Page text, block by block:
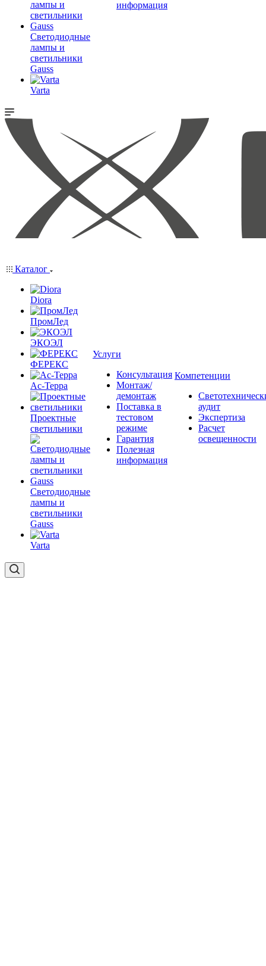
Светодиодные
лампы и
светильники
Gauss
Varta
информация
Каталог
Diora
ПромЛед
ЭКОЭЛ
ФЕРЕКС
Ас-Терра
Проектные
светильники
Светодиодные
лампы и
светильники
Gauss
Varta
Услуги
Консультация
Монтаж/
демонтаж
Поставка в
тестовом
режиме
Гарантия
Полезная
информация
Компетенции
аудит
Экспертиза
Расчет
освещенности